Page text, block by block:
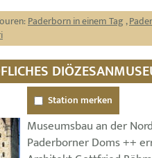
Paderborn in einem Tag ,
Station merken
Museumsbau an der
Paderborner Doms ++